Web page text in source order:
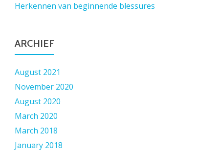
Herkennen van beginnende blessures
ARCHIEF
August 2021
November 2020
August 2020
March 2020
March 2018
January 2018